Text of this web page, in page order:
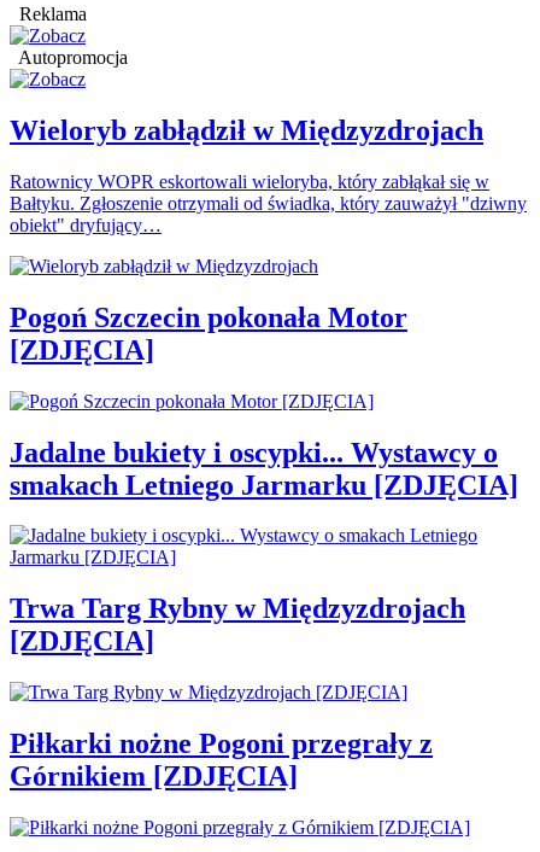
Reklama
Autopromocja
Wieloryb zabłądził w Międzyzdrojach
Ratownicy WOPR eskortowali wieloryba, który zabłąkał się w
Bałtyku. Zgłoszenie otrzymali od świadka, który zauważył "dziwny
obiekt" dryfujący…
Pogoń Szczecin pokonała Motor
[ZDJĘCIA]
Jadalne bukiety i oscypki... Wystawcy o
smakach Letniego Jarmarku [ZDJĘCIA]
Trwa Targ Rybny w Międzyzdrojach
[ZDJĘCIA]
Piłkarki nożne Pogoni przegrały z
Górnikiem [ZDJĘCIA]